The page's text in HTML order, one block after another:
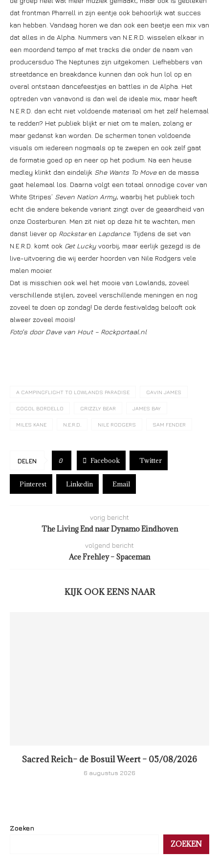
dat frontman Pharrell in zijn eentje ook behoorlijk wat succes
kan hebben. Vandaag horen we dan ook een beetje een mix van
dat alles in de Alpha. Nummers van N.E.R.D. wisselen elkaar in
een moordend tempo af met tracks die onder de naam van
producersduo The Neptunes zijn uitgekomen. Liefhebbers van
streetdance en breakdance kunnen dan ook hun lol op en
overal ontstaan dancefeestjes en battles in de Alpha. Het
optreden van vanavond is dan wel de ideale mix, maar heeft
N.E.R.D. dan echt niet voldoende materiaal om het zelf helemaal
te redden? Het publiek blijkt er niet om te malen, zolang er
maar gedanst kan worden. De schermen tonen voldoende
visuals om iedereen nogmaals op te zwepen en ook zelf gaat
de formatie goed op en neer op het podium. Na een heuse
medley klinkt dan eindelijk She Wants To Moveen de massa
gaat helemaal los. Daarna volgt een totaal onnodige cover van
White Stripes’ Seven Nation Army, waarbij het publiek toch
echt die andere bekende variant zingt over de geaardheid van
onze Oosterburen. Men zit niet op deze hit te wachten, men
danst liever op Rockstaren Lapdance. Tijdens de set van
N.E.R.D. komt ook Get Lucky voorbij, maar eerlijk gezegd is de
live-uitvoering die wij eerder hoorden van Nile Rodgers vele
malen mooier.
Dat is misschien ook wel het mooie van Lowlands, zoveel
verschillende stijlen, zoveel verschillende meningen en nog
zoveel te doen op zondag! De derde festivaldag belooft ook
alweer zoveel moois!
Foto’s door Dave van Hout – Rockportaal.nl
A CAMPINGFLIGHT TO LOWLANDS PARADISE GAVIN JAMES
GOGOL BORDELLO GRIZZLY BEAR JAMES BAY
MILES KANE N.E.R.D. NILE RODGERS SAM FENDER
DELEN 0 Facebook Twitter
Pinterest Linkedin Email
vorig bericht
The Living End naar Dynamo Eindhoven
volgend bericht
Ace Frehley – Spaceman
KIJK OOK EENS NAAR
Sacred Reich– de Bosuil Weert – 05/08/2026
6 augustus 2026
Zoeken
ZOEKEN